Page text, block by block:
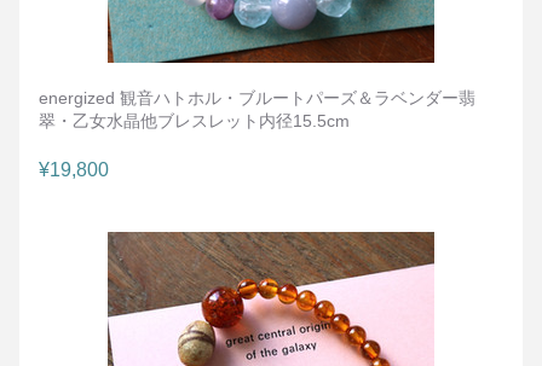
energized 観音ハトホル・ブルートパーズ＆ラベンダー翡
翠・乙女水晶他ブレスレット内径15.5cm
¥19,800